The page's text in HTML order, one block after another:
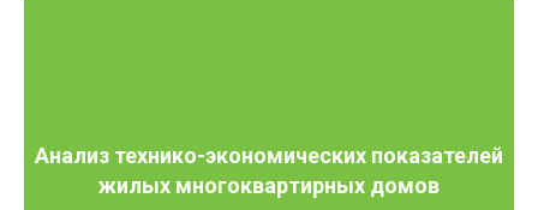
Анализ технико-экономических показателей
жилых многоквартирных домов